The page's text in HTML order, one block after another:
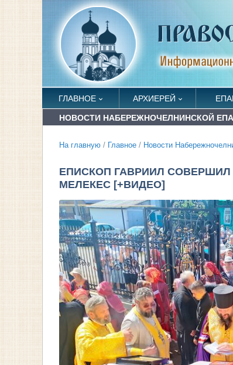
ГЛАВНОЕ АРХИЕРЕЙ
НОВОСТИ НАБЕРЕЖНОЧЕЛНИНСКОЙ
На главную / Главное / Новости
ЕПИСКОП ГАВРИИЛ
МЕЛЕКЕС [+ВИДЕО]